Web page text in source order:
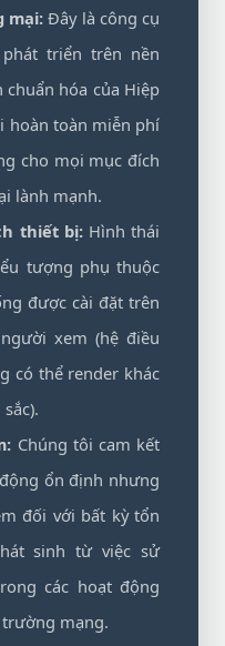
mại: Đây là công cụ
triển trên nền
hóa của Hiệp
hoàn toàn miễn phí
cho mọi mục đích
lành mạnh.
thiết bị:Hình thái
tượng phụ thuộc
được cài đặt trên
xem (hệ điều
có thể render khác
Chúng tôi cam kết
ổn định nhưng
đối với bất kỳ tổn
sinh từ việc sử
các hoạt động
mạng.